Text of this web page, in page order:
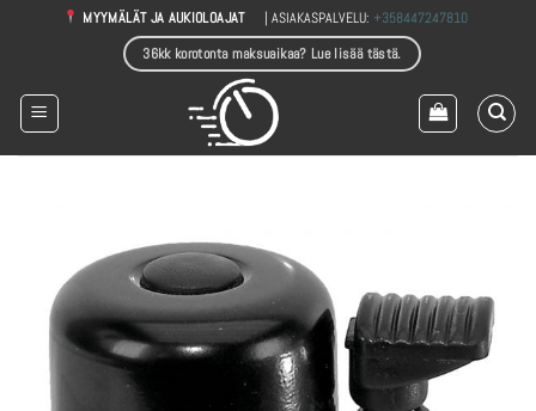
MYYMÄLÄT JA AUKIOLOAJAT | ASIAKASPALVELU:+358447247810
36kk korotonta maksuaikaa? Lue lisää tästä.